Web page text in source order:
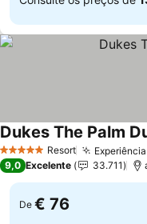
5 Estrelas Resort
Dukes The Palm
9,0 Excelente 33.711
De € 76